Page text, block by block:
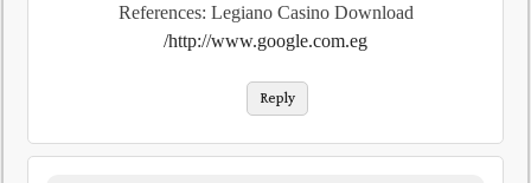
References: Legiano Casino Download
http://www.google.com.eg/
Reply